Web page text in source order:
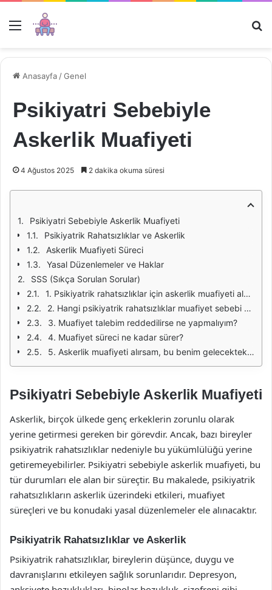
Menü
Anasayfa /Genel
Psikiyatri Sebebiyle
Askerlik Muafiyeti
4 Ağustos 2025 2 dakika okuma süresi
Psikiyatri Sebebiyle Askerlik Muafiyeti
Psikiyatrik Rahatsızlıklar ve Askerlik
Askerlik Muafiyeti Süreci
Yasal Düzenlemeler ve Haklar
SSS (Sıkça Sorulan Sorular)
1. Psikiyatrik rahatsızlıklar için askerlik muafiyeti almak zor mu?
2. Hangi psikiyatrik rahatsızlıklar muafiyet sebebi olabilir?
3. Muafiyet talebim reddedilirse ne yapmalıyım?
4. Muafiyet süreci ne kadar sürer?
5. Askerlik muafiyeti alırsam, bu benim gelecekteki askerlik yükümlülüklerimi etkiler mi?
Psikiyatri Sebebiyle Askerlik Muafiyeti
Askerlik, birçok ülkede genç erkeklerin zorunlu olarak
yerine getirmesi gereken bir görevdir. Ancak, bazı bireyler
psikiyatrik rahatsızlıklar nedeniyle bu yükümlülüğü yerine
getiremeyebilirler. Psikiyatri sebebiyle askerlik muafiyeti, bu
tür durumları ele alan bir süreçtir. Bu makalede, psikiyatrik
rahatsızlıkların askerlik üzerindeki etkileri, muafiyet
süreçleri ve bu konudaki yasal düzenlemeler ele alınacaktır.
Psikiyatrik Rahatsızlıklar ve Askerlik
Psikiyatrik rahatsızlıklar, bireylerin düşünce, duygu ve
davranışlarını etkileyen sağlık sorunlarıdır. Depresyon,